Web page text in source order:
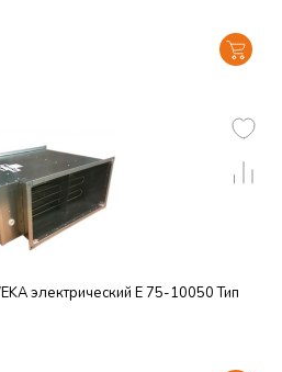
электрический E 75-10050 Тип